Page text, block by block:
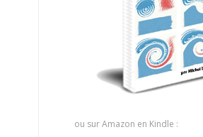
ou sur Amazon en Kindle :